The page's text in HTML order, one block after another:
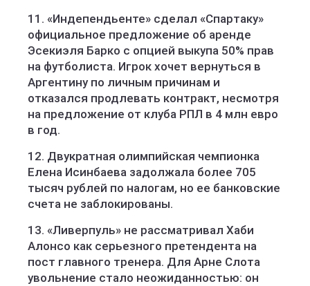
11. «Индепендьенте» сделал «Спартаку»
официальное предложение об аренде
Эсекиэля Барко с опцией выкупа 50% прав
на футболиста. Игрок хочет вернуться в
Аргентину по личным причинам и
отказался продлевать контракт, несмотря
на предложение от клуба РПЛ в 4 млн евро
в год.
12. Двукратная олимпийская чемпионка
Елена Исинбаева задолжала более 705
тысяч рублей по налогам, но ее банковские
счета не заблокированы.
13. «Ливерпуль» не рассматривал Хаби
Алонсо как серьезного претендента на
пост главного тренера. Для Арне Слота
увольнение стало неожиданностью: он